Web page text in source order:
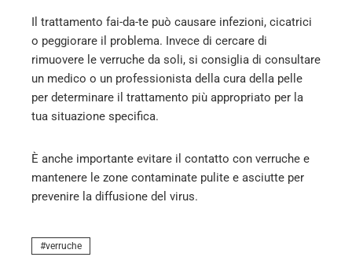
Il trattamento fai-da-te può causare infezioni, cicatrici
o peggiorare il problema. Invece di cercare di
rimuovere le verruche da soli, si consiglia di consultare
un medico o un professionista della cura della pelle
per determinare il trattamento più appropriato per la
tua situazione specifica.
È anche importante evitare il contatto con verruche e
mantenere le zone contaminate pulite e asciutte per
prevenire la diffusione del virus.
verruche